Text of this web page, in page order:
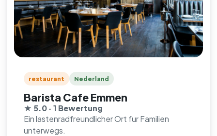
restaurant Nederland
Barista Cafe Emmen
★ 5.0 · 1 Bewertung
Ein lastenradfreundlicher Ort fur Familien
unterwegs.